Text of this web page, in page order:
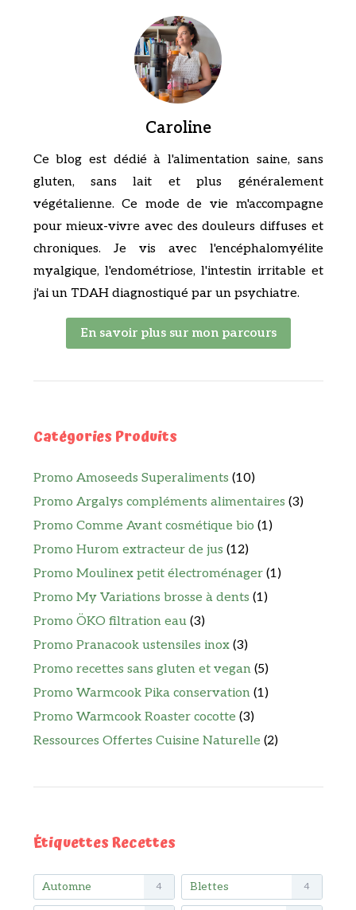
Caroline
Ce blog est dédié à l'alimentation saine, sans
gluten, sans lait et plus généralement
végétalienne. Ce mode de vie m'accompagne
pour mieux-vivre avec des douleurs diffuses et
chroniques. Je vis avec l'encéphalomyélite
myalgique, l'endométriose, l'intestin irritable et
j'ai un TDAH diagnostiqué par un psychiatre.
En savoir plus sur mon parcours
Catégories Produits
Promo Amoseeds Superaliments (10)
Promo Argalys compléments alimentaires (3)
Promo Comme Avant cosmétique bio (1)
Promo Hurom extracteur de jus (12)
Promo Moulinex petit électroménager (1)
Promo My Variations brosse à dents (1)
Promo ÖKO filtration eau (3)
Promo Pranacook ustensiles inox (3)
Promo recettes sans gluten et vegan (5)
Promo Warmcook Pika conservation (1)
Promo Warmcook Roaster cocotte (3)
Ressources Offertes Cuisine Naturelle (2)
Étiquettes Recettes
Automne 4 Blettes 4